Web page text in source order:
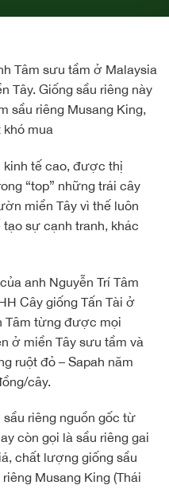
Tâm sưu tầm ở Malaysia
Tây. Giống sầu riêng này
sầu riêng Musang King,
mua
kinh tế cao, được thị
“top” những trái cây
miền Tây vì thế luôn
sự cạnh tranh, khác
anh Nguyễn Trí Tâm
Cây giống Tấn Tài ở
Tâm từng được mọi
ở miền Tây sưu tầm và
ruột đỏ – Sapah năm
cây.
riêng nguồn gốc từ
còn gọi là sầu riêng gai
chất lượng giống sầu
Musang King (Thái